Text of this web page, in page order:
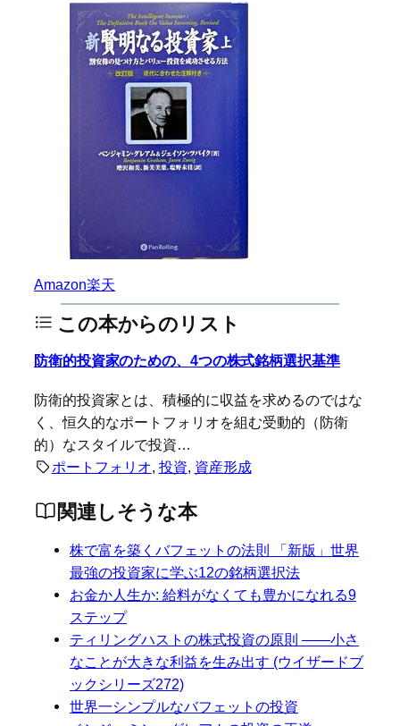
Amazon楽天
この本からのリスト
防衛的投資家のための、4つの株式銘柄選択基準
防衛的投資家とは、積極的に収益を求めるのではな
く、恒久的なポートフォリオを組む受動的（防衛
的）なスタイルで投資…
ポートフォリオ, 投資, 資産形成
関連しそうな本
株で富を築くバフェットの法則 「新版」世界
最強の投資家に学ぶ12の銘柄選択法
お金か人生か: 給料がなくても豊かになれる9
ステップ
ティリングハストの株式投資の原則 ——小さ
なことが大きな利益を生み出す (ウイザードブ
ックシリーズ272)
世界一シンプルなバフェットの投資